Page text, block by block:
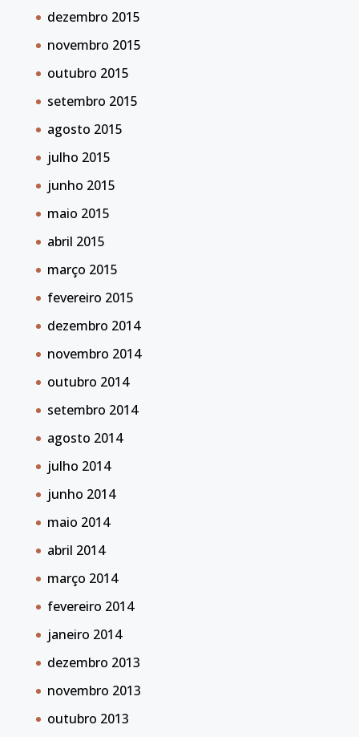
dezembro 2015
novembro 2015
outubro 2015
setembro 2015
agosto 2015
julho 2015
junho 2015
maio 2015
abril 2015
março 2015
fevereiro 2015
dezembro 2014
novembro 2014
outubro 2014
setembro 2014
agosto 2014
julho 2014
junho 2014
maio 2014
abril 2014
março 2014
fevereiro 2014
janeiro 2014
dezembro 2013
novembro 2013
outubro 2013